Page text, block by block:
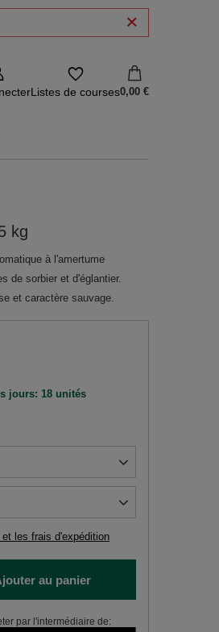
Listes de courses0,00 €
kg
à l'amertume
de sorbier et d'églantier.
et caractère sauvage.
les frais d'expédition
jours: 18 unités
au panier
par l'intermédiaire de: